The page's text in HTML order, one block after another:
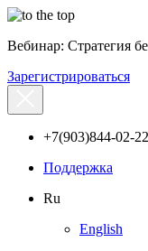
Вебинар: Стратегия
Зарегистрироваться
+7(903)844-02-22
Поддержка
Ru
English